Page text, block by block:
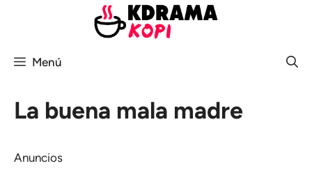
Menú
La buena mala madre
Anuncios